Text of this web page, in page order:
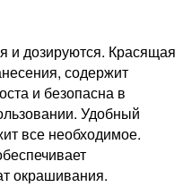
и дозируются. Красящая
содержит
и безопасна в
Удобный
все необходимое.
окрашивания.